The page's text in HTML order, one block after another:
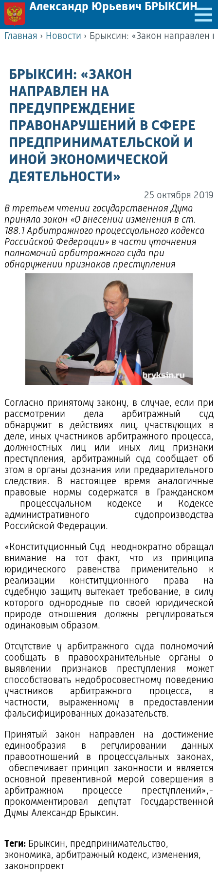
Александр Юрьевич БРЫКСИН
Главная › Новости ›
БРЫКСИН: «ЗАКОН
НАПРАВЛЕН НА
ПРЕДУПРЕЖДЕНИЕ
ПРАВОНАРУШЕНИЙ В СФЕРЕ
ПРЕДПРИНИМАТЕЛЬСКОЙ И
ИНОЙ ЭКОНОМИЧЕСКОЙ
ДЕЯТЕЛЬНОСТИ»
25 октября 2019
В третьем чтении государственная Дума
приняла закон «О внесении изменения в ст.
188.1 Арбитражного процессуального кодекса
Российской Федерации» в части уточнения
полномочий арбитражного суда при
обнаружении признаков преступления
Согласно принятому закону, в случае, если при
рассмотрении дела арбитражный суд
обнаружит в действиях лиц, участвующих в
деле, иных участников арбитражного процесса,
должностных лиц или иных лиц признаки
преступления, арбитражный суд сообщает об
этом в органы дознания или предварительного
следствия. В настоящее время аналогичные
правовые нормы содержатся в Гражданском
процессуальном кодексе и Кодексе
административного судопроизводства
Российской Федерации.
«Конституционный Суд неоднократно обращал
внимание на тот факт, что из принципа
юридического равенства применительно к
реализации конституционного права на
судебную защиту вытекает требование, в силу
которого однородные по своей юридической
природе отношения должны регулироваться
одинаковым образом.
Отсутствие у арбитражного суда полномочий
сообщать в правоохранительные органы о
выявлении признаков преступления может
способствовать недобросовестному поведению
участников арбитражного процесса, в
частности, выраженному в предоставлении
фальсифицированных доказательств.
Принятый закон направлен на достижение
единообразия в регулировании данных
правоотношений в процессуальных законах,
обеспечивает принцип законности и является
основной превентивной мерой совершения в
арбитражном процессе преступлений»,-
прокомментировал депутат Государственной
Думы Александр Брыксин.
Теги:Брыксин, предпринимательство,
экономика, арбитражный кодекс, изменения,
законопроект